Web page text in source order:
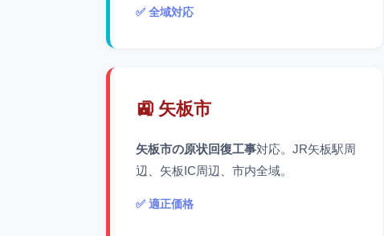
✅ 全域対応
🚉 矢板市
矢板市の原状回復工事対応。JR矢板駅周
辺、矢板IC周辺、市内全域。
✅ 適正価格